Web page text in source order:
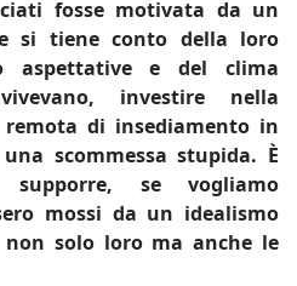
fosse motivata da un
si tiene conto della loro
aspettative e del clima
investire nella
di insediamento in
scommessa stupida. È
se vogliamo
mossi da un idealismo
solo loro ma anche le